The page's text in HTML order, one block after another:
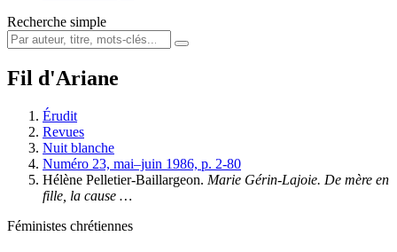
Recherche simple
Fil d'Ariane
Érudit
Revues
Nuit blanche
Numéro 23, mai–juin 1986, p. 2-80
Hélène Pelletier-Baillargeon. Marie Gérin-Lajoie. De mère en
fille, la cause …
Féministes chrétiennes